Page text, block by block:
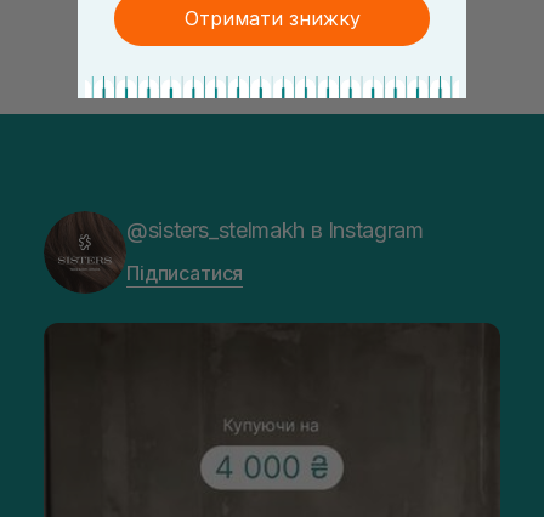
@sisters_stelmakh в Instagram
Підписатися
Отримати знижку